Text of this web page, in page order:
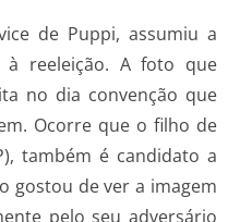
de Puppi, assumiu a
reeleição. A foto que
no dia convenção que
Ocorre que o filho de
também é candidato a
gostou de ver a imagem
pelo seu adversário